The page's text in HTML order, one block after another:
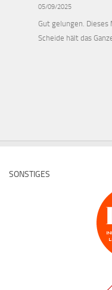
05/09/2025
Gut gelungen.
Scheide hält das
SONSTIGES